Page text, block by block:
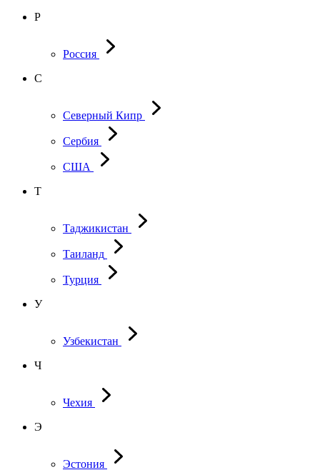
Р
Россия
С
Северный Кипр
Сербия
США
Т
Таджикистан
Таиланд
Турция
У
Узбекистан
Ч
Чехия
Э
Эстония